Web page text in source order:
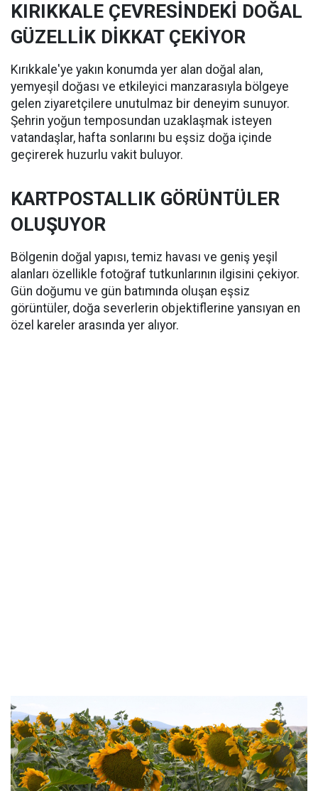
KIRIKKALE ÇEVRESİNDEKİ DOĞAL
GÜZELLİK DİKKAT ÇEKİYOR
Kırıkkale'ye yakın konumda yer alan doğal alan,
yemyeşil doğası ve etkileyici manzarasıyla bölgeye
gelen ziyaretçilere unutulmaz bir deneyim sunuyor.
Şehrin yoğun temposundan uzaklaşmak isteyen
vatandaşlar, hafta sonlarını bu eşsiz doğa içinde
geçirerek huzurlu vakit buluyor.
KARTPOSTALLIK GÖRÜNTÜLER
OLUŞUYOR
Bölgenin doğal yapısı, temiz havası ve geniş yeşil
alanları özellikle fotoğraf tutkunlarının ilgisini çekiyor.
Gün doğumu ve gün batımında oluşan eşsiz
görüntüler, doğa severlerin objektiflerine yansıyan en
özel kareler arasında yer alıyor.